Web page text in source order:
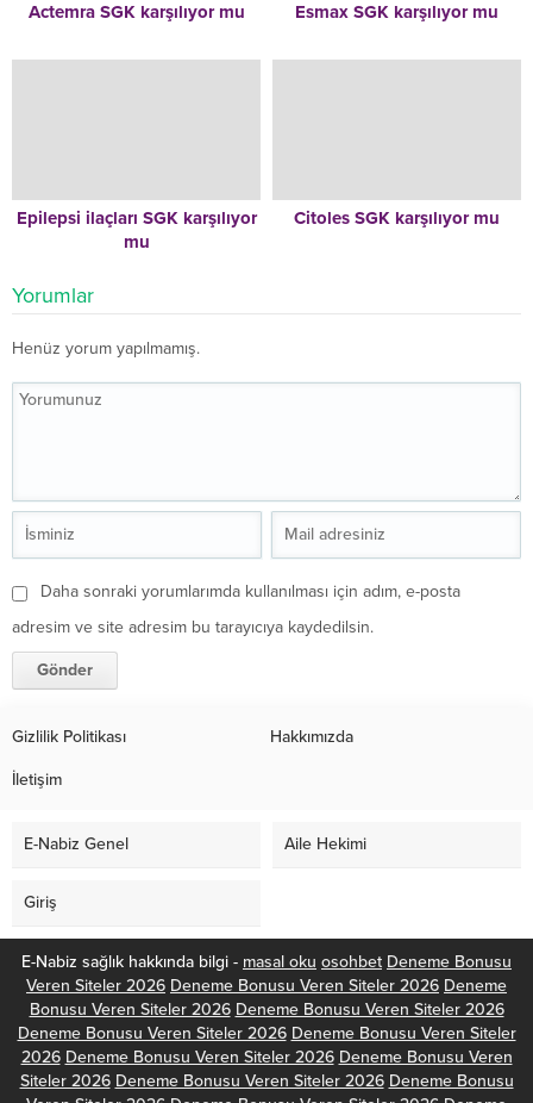
Actemra SGK karşılıyor mu Esmax SGK karşılıyor mu
Epilepsi ilaçları SGK karşılıyor
mu
Citoles SGK karşılıyor mu
Yorumlar
Henüz yorum yapılmamış.
Daha sonraki yorumlarımda kullanılması için adım, e-posta
adresim ve site adresim bu tarayıcıya kaydedilsin.
Gizlilik Politikası Hakkımızda
İletişim
E-Nabiz Genel Aile Hekimi
Giriş
E-Nabiz sağlık hakkında bilgi - masal oku osohbet Deneme Bonusu
Veren Siteler 2026 Deneme Bonusu Veren Siteler 2026 Deneme
Bonusu Veren Siteler 2026 Deneme Bonusu Veren Siteler 2026
Deneme Bonusu Veren Siteler 2026 Deneme Bonusu Veren Siteler
2026 Deneme Bonusu Veren Siteler 2026 Deneme Bonusu Veren
Siteler 2026 Deneme Bonusu Veren Siteler 2026 Deneme Bonusu